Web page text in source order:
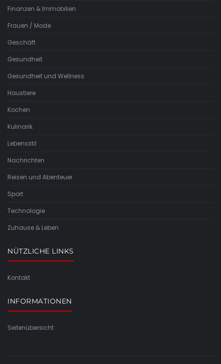
Finanzen & Immobilien
Frauen / Mode
Geschäft
Gesundheit
Gesundheit und Wellness
Haustiere
Kochen
Kulinarik
Lebensstil
Nachrichten
Reisen und Abenteuer
Sport
Technologie
Zuhause & Leben
NÜTZLICHE LINKS
Kontakt
INFORMATIONEN
Seitenübersicht